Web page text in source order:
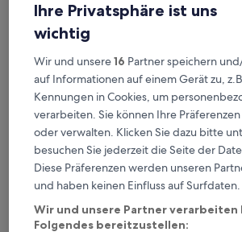
Heute
6. Aug. - 7. Aug.
Dieses Wochenende
7. Aug. - 9. Aug.
Top 5 Familienhotels
auf einen Blick
c-hotels International— 3-Sterne-Hotel in
Gästebewertung: 8,8/10 —
Ihre Privatsphäre ist uns
wichtig
Wir und unsere16 Partner speichern
auf Informationen auf einem Gerät zu,
Kennungen in Cookies, um
verarbeiten. Sie können Ihre
oder verwalten. Klicken Sie dazu bitte
besuchen Sie jederzeit die Seite der
Diese Präferenzen werden unseren
und haben keinen Einfluss auf Surfdaten.
Wir und unsere Partner verarbeiten
Folgendes bereitzustellen: